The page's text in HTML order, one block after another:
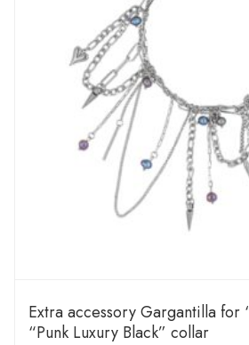
Extra accessory Gargantilla for
“Punk Luxury Black” collar